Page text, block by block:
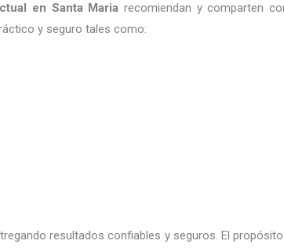
en Santa Maria recomiendan y comparten
y seguro tales como:
resultados confiables y seguros. El